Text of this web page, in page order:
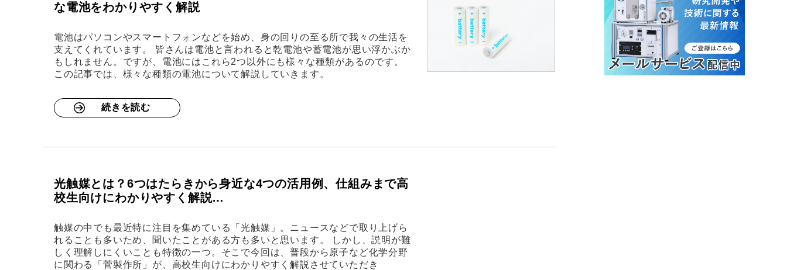
な電池をわかりやすく解説
電池はパソコンやスマートフォンなどを始め、身の回りの至る所で我々の生活を
支えてくれています。 皆さんは電池と言われると乾電池や蓄電池が思い浮かぶか
もしれません。ですが、電池にはこれら2つ以外にも様々な種類があるのです。
この記事では、様々な種類の電池について解説していきます。
続きを読む
光触媒とは？6つはたらきから身近な4つの活用例、仕組みまで高
校生向けにわかりやすく解説…
触媒の中でも最近特に注目を集めている「光触媒」。ニュースなどで取り上げら
れることも多いため、聞いたことがある方も多いと思います。 しかし、説明が難
しく理解しにくいことも特徴の一つ。そこで今回は、普段から原子など化学分野
に関わる「菅製作所」が、高校生向けにわかりやすく解説させていただき